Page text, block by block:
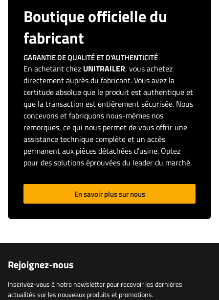
Boutique officielle du
fabricant
GARANTIE DE QUALITÉ ET D'AUTHENTICITÉ
En achetant chez UNITRAILER, vous achetez
directement auprès du fabricant. Vous avez la
certitude absolue que le produit est authentique et
que la transaction est entièrement sécurisée. Nous
concevons et fabriquons nous-mêmes nos
remorques, ce qui nous permet de vous offrir une
assistance technique complète et un accès
permanent aux pièces détachées d'usine. Optez
pour des solutions éprouvées du leader du marché.
En savoir plus sur nous
Rejoignez-nous
Inscrivez-vous à notre newsletter pour recevoir les dernières
actualités sur les nouveaux produits et promotions.